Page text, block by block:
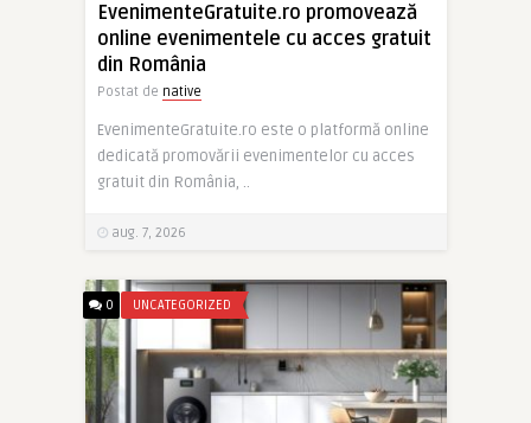
EvenimenteGratuite.ro promovează
online evenimentele cu acces gratuit
din România
Postat de native
EvenimenteGratuite.ro este o platformă online
dedicată promovării evenimentelor cu acces
gratuit din România, ..
aug. 7, 2026
0 UNCATEGORIZED